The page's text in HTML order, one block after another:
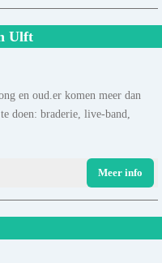
Ulft
en oud.er komen meer dan
doen: braderie, live-band,
Meer info